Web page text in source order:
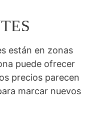
están en zonas
puede ofrecer
precios parecen
marcar nuevos